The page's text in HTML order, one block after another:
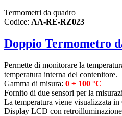
Termometri da quadro
Codice: AA-RE-RZ023
Doppio Termometro
Permette di monitorare la
temperatura interna del contenitore.
Gamma di misura: 0 ÷ 100 °C
Fornito di due sensori per la
La temperatura viene visualizzata
Display LCD con retroilluminazione